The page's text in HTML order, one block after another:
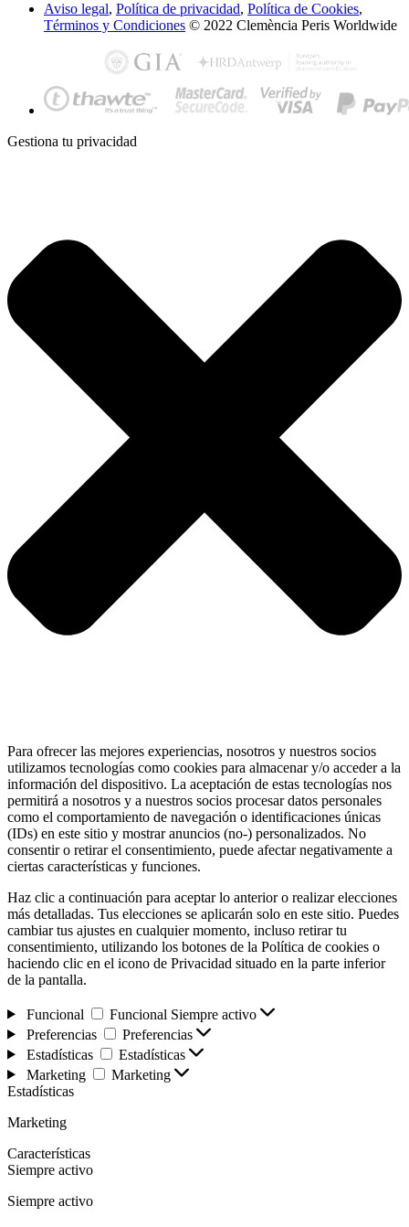
Aviso legal, Política de privacidad, Política de Cookies,
Términos y Condiciones © 2022 Clemència Peris Worldwide
Gestiona tu privacidad
Para ofrecer las mejores experiencias, nosotros y nuestros socios
utilizamos tecnologías como cookies para almacenar y/o acceder a la
información del dispositivo. La aceptación de estas tecnologías nos
permitirá a nosotros y a nuestros socios procesar datos personales
como el comportamiento de navegación o identificaciones únicas
(IDs) en este sitio y mostrar anuncios (no-) personalizados. No
consentir o retirar el consentimiento, puede afectar negativamente a
ciertas características y funciones.
Haz clic a continuación para aceptar lo anterior o realizar elecciones
más detalladas. Tus elecciones se aplicarán solo en este sitio. Puedes
cambiar tus ajustes en cualquier momento, incluso retirar tu
consentimiento, utilizando los botones de la Política de cookies o
haciendo clic en el icono de Privacidad situado en la parte inferior
de la pantalla.
Funcional Funcional Siempre activo
Preferencias
Preferencias
Estadísticas
Estadísticas
Marketing
Marketing
Estadísticas
Marketing
Características
Siempre activo
Siempre activo